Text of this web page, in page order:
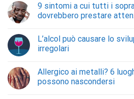
9 sintomi a cui tutti i
dovrebbero prestare
L’alcol può causare lo
irregolari
Allergico ai metalli? 6
possono nascondersi